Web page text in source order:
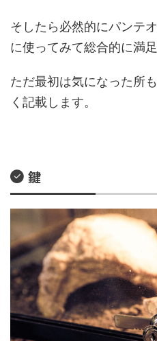
そしたら必然的にパンテ
に使ってみて総合的に満足
ただ最初は気になった所
く記載します。
鍵